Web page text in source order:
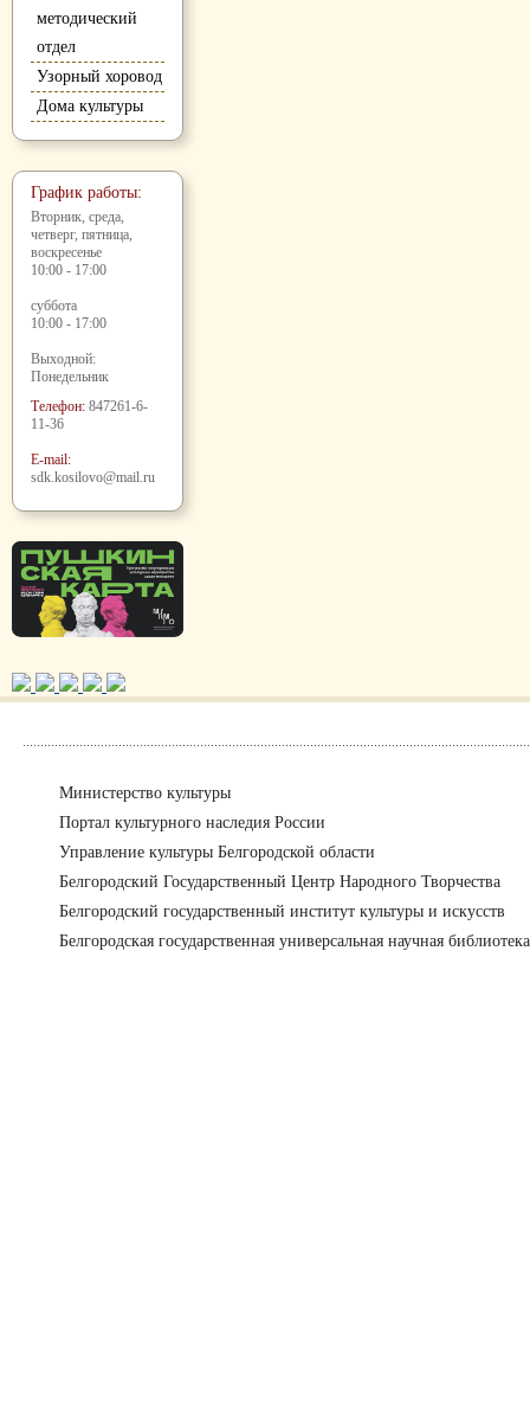
методический
отдел
Узорный хоровод
Дома культуры
График работы:
Вторник, среда,
четверг, пятница,
воскресенье
10:00 - 17:00
суббота
10:00 - 17:00
Выходной:
Понедельник
Телефон: 847261-6-
11-36
E-mail:
sdk.kosilovo@mail.ru
Министерство культуры
Портал культурного наследия России
Управление культуры Белгородской области
Белгородский Государственный Центр Народного Творчества
Белгородский государственный институт культуры и искусств
Белгородская государственная универсальная научная библиотека